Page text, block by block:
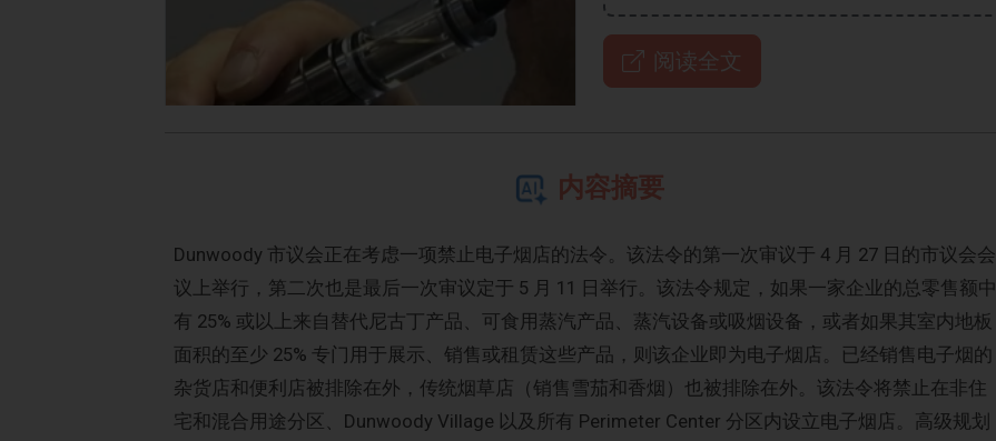
阅读全文
内容摘要
Dunwoody 市议会正在考虑一项禁止电子烟店的法令。该法令的第一次审议于 4 月 27 日的市议会会
议上举行，第二次也是最后一次审议定于 5 月 11 日举行。该法令规定，如果一家企业的总零售额中
有 25% 或以上来自替代尼古丁产品、可食用蒸汽产品、蒸汽设备或吸烟设备，或者如果其室内地板
面积的至少 25% 专门用于展示、销售或租赁这些产品，则该企业即为电子烟店。已经销售电子烟的
杂货店和便利店被排除在外，传统烟草店（销售雪茄和香烟）也被排除在外。该法令将禁止在非住
宅和混合用途分区、Dunwoody Village 以及所有 Perimeter Center 分区内设立电子烟店。高级规划